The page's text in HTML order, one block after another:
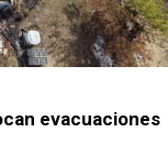
evacuaciones